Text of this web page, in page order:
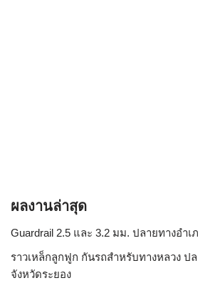
ผลงานล่าสุด
Guardrail 2.5 และ 3.2 มม. ปลายทางอำ
ราวเหล็กลูกฟูก กันรถสําหรับทางหลวง ปล
จังหวัดระยอง